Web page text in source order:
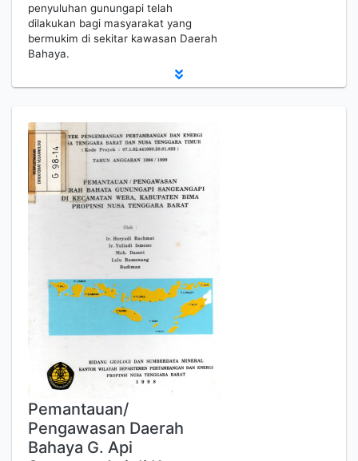
penyuluhan gunungapi telah
dilakukan bagi masyarakat yang
bermukim di sekitar kawasan Daerah
Bahaya.
Pemantauan/
Pengawasan Daerah
Bahaya G. Api